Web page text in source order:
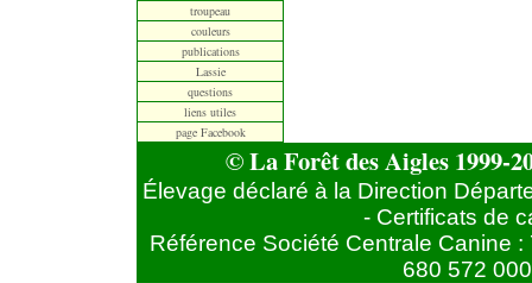
troupeau
couleurs
publications
Lassie
questions
liens utiles
page Facebook
© La Forêt des Aigles 1999-
Élevage déclaré à la Direction
- Certificats de
Référence Société Centrale Canine
680 572